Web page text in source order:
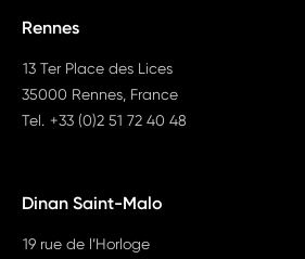
Rennes
13 Ter Place des Lices
35000 Rennes, France
Tel. +33 (0)2 51 72 40 48
Dinan Saint-Malo
19 rue de l’Horloge